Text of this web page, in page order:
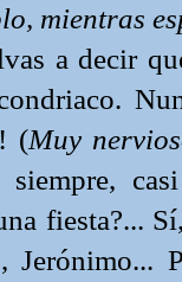
mientras
a decir
(Muy
fiesta?...
Jerónimo...